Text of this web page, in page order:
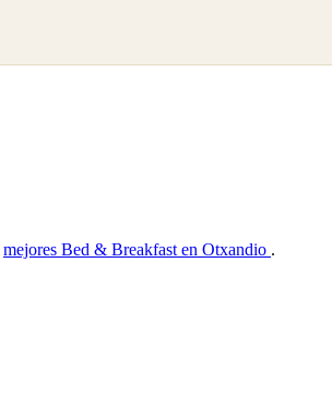
mejores Bed & Breakfast en Otxandio .